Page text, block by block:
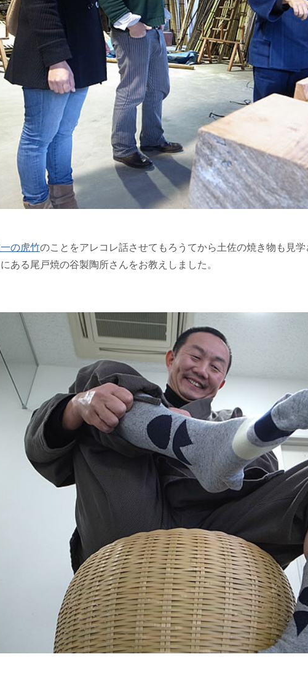
の虎竹のことをアレコレ話させてもろうてから土佐の焼き物も見
ある尾戸焼の谷製陶所さんをお教えしました。